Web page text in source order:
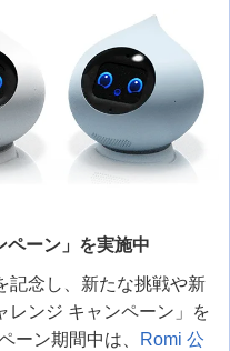
ペーン」を実施中
記念し、新たな挑戦や新
レンジ キャンペーン」を
ーン期間中は、 Romi 公